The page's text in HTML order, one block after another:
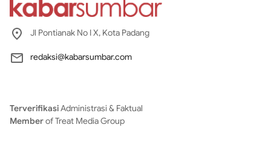
Jl Pontianak No I X, Kota Padang
redaksi@kabarsumbar.com
TerverifikasiAdministrasi & Faktual
Memberof Treat Media Group